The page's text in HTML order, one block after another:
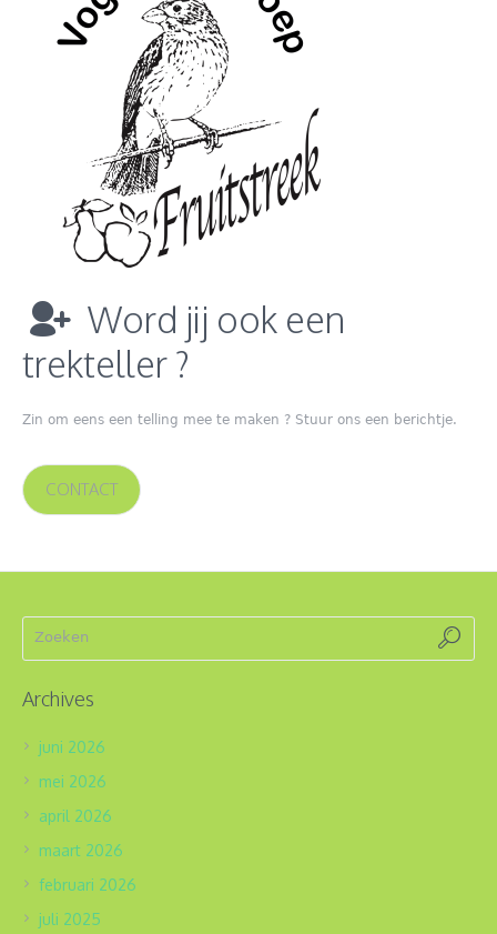
Word jij ook een
trekteller ?
Zin om eens een telling mee te maken ? Stuur ons een berichtje.
CONTACT
Archives
juni 2026
mei 2026
april 2026
maart 2026
februari 2026
juli 2025